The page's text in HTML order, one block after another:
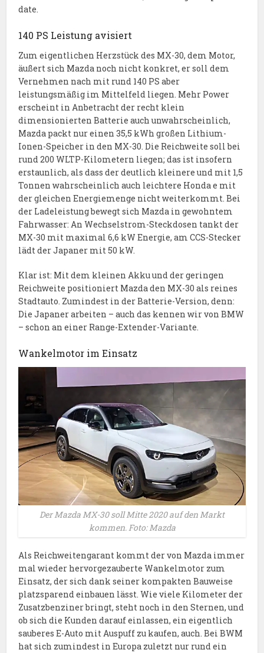
date.
140 PS Leistung avisiert
Zum eigentlichen Herzstück des MX-30, dem Motor,
äußert sich Mazda noch nicht konkret, er soll dem
Vernehmen nach mit rund 140 PS aber
leistungsmäßig im Mittelfeld liegen. Mehr Power
erscheint in Anbetracht der recht klein
dimensionierten Batterie auch unwahrscheinlich,
Mazda packt nur einen 35,5 kWh großen Lithium-
Ionen-Speicher in den MX-30. Die Reichweite soll bei
rund 200 WLTP-Kilometern liegen; das ist insofern
erstaunlich, als dass der deutlich kleinere und mit 1,5
Tonnen wahrscheinlich auch leichtere Honda e mit
der gleichen Energiemenge nicht weiterkommt. Bei
der Ladeleistung bewegt sich Mazda in gewohntem
Fahrwasser: An Wechselstrom-Steckdosen tankt der
MX-30 mit maximal 6,6 kW Energie, am CCS-Stecker
lädt der Japaner mit 50 kW.
Klar ist: Mit dem kleinen Akku und der geringen
Reichweite positioniert Mazda den MX-30 als reines
Stadtauto. Zumindest in der Batterie-Version, denn:
Die Japaner arbeiten – auch das kennen wir von BMW
– schon an einer Range-Extender-Variante.
Wankelmotor im Einsatz
Der Mazda MX-30 soll Mitte 2020 auf den Markt
kommen. Foto: Mazda
Als Reichweitengarant kommt der von Mazda immer
mal wieder hervorgezauberte Wankelmotor zum
Einsatz, der sich dank seiner kompakten Bauweise
platzsparend einbauen lässt. Wie viele Kilometer der
Zusatzbenziner bringt, steht noch in den Sternen, und
ob sich die Kunden darauf einlassen, ein eigentlich
sauberes E-Auto mit Auspuff zu kaufen, auch. Bei BWM
hat sich zumindest in Europa zuletzt nur rund ein